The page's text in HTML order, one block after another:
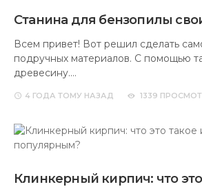
Станина для бензопилы
Всем привет! Вот решил сделать
подручных материалов. С помощью
древесину.…
4 ГОДА ТОМУ НАЗАД 1339
Клинкерный кирпич: что